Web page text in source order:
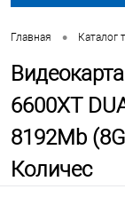
Главная • Каталог
6600XT
8192Mb
Количес